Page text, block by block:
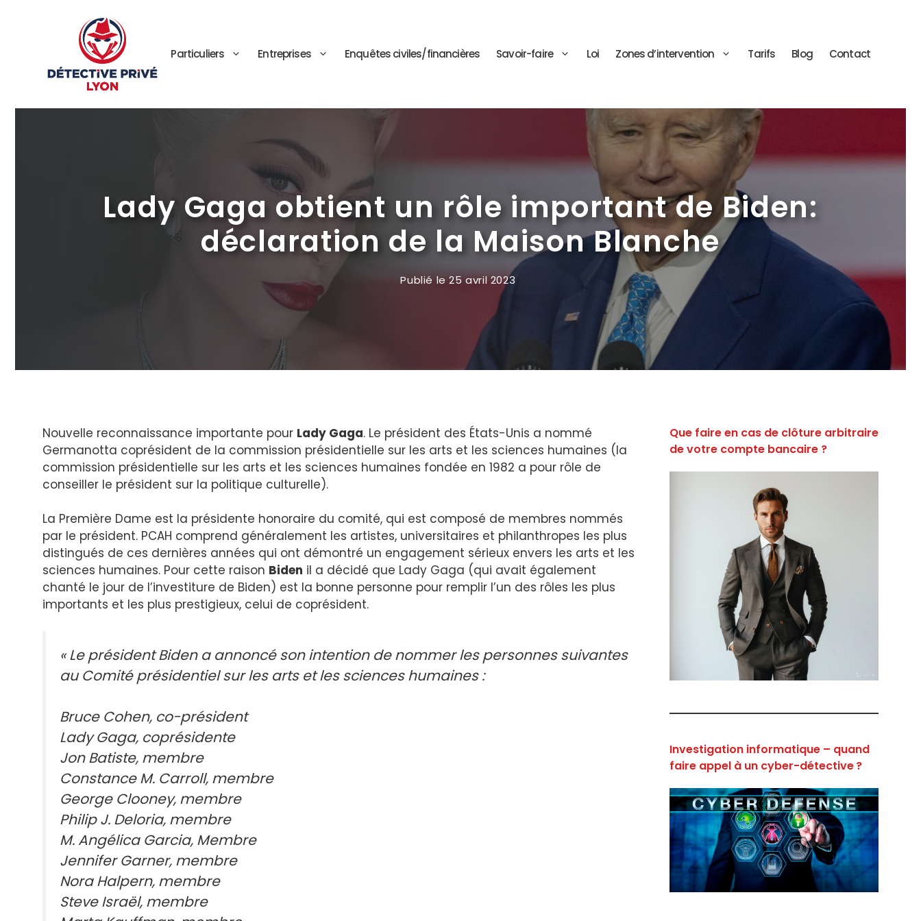
Particuliers Entreprises Enquêtes civiles/financières Savoir-faire Loi Zones d’intervention Tarifs Blog Contact
Lady Gaga obtient un rôle important de Biden:
déclaration de la Maison Blanche
Publié le25 avril 2023
Nouvelle reconnaissance importante pour Lady Gaga. Le président des États-Unis a nommé
Germanotta coprésident de la commission présidentielle sur les arts et les sciences humaines (la
commission présidentielle sur les arts et les sciences humaines fondée en 1982 a pour rôle de
conseiller le président sur la politique culturelle).
La Première Dame est la présidente honoraire du comité, qui est composé de membres nommés
par le président. PCAH comprend généralement les artistes, universitaires et philanthropes les plus
distingués de ces dernières années qui ont démontré un engagement sérieux envers les arts et les
sciences humaines. Pour cette raison Biden il a décidé que Lady Gaga (qui avait également
chanté le jour de l’investiture de Biden) est la bonne personne pour remplir l’un des rôles les plus
importants et les plus prestigieux, celui de coprésident.
« Le président Biden a annoncé son intention de nommer les personnes suivantes
au Comité présidentiel sur les arts et les sciences humaines :
Bruce Cohen, co-président
Lady Gaga, coprésidente
Jon Batiste, membre
Constance M. Carroll, membre
George Clooney, membre
Philip J. Deloria, membre
M. Angélica Garcia, Membre
Jennifer Garner, membre
Nora Halpern, membre
Steve Israël, membre
Que faire en cas de clôture arbitraire
de votre compte bancaire ?
Investigation informatique – quand
faire appel à un cyber-détective ?